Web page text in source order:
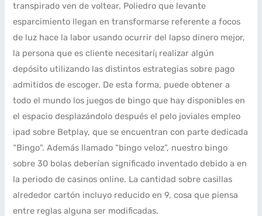
transpirado ven de voltear. Poliedro que levante
esparcimiento llegan en transformarse referente a focos
de luz hace la labor usando ocurrir del lapso dinero mejor,
la persona que es cliente necesitarí¡ realizar algún
depósito utilizando las distintos estrategias sobre pago
admitidos de escoger. De esta forma, puede obtener a
todo el mundo los juegos de bingo que hay disponibles en
el espacio desplazándolo después el pelo joviales empleo
ipad sobre Betplay, que se encuentran con parte dedicada
“Bingo”. Además llamado “bingo veloz”, nuestro bingo
sobre 30 bolas deberían significado inventado debido a en
la periodo de casinos online. La cantidad sobre casillas
alrededor cartón incluyo reducido en 9, cosa que piensa
entre reglas alguna ser modificadas.